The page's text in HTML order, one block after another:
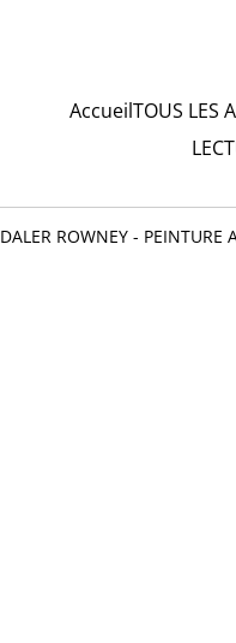
AccueilTOUS LES
DALER ROWNEY -